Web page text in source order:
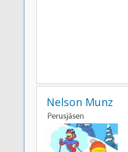
Nelson Munz